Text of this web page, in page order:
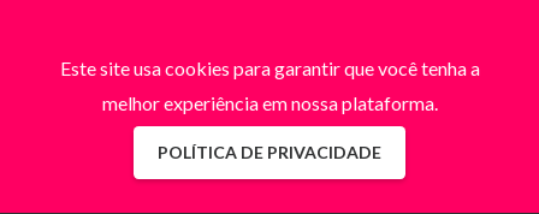
Este site usa cookies para garantir que você tenha a
melhor experiência em nossa plataforma.
POLÍTICA DE PRIVACIDADE